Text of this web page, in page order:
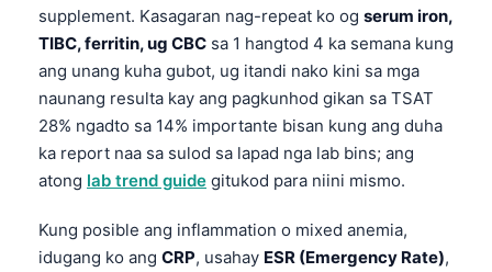
supplement. Kasagaran nag-repeat ko og serum iron,
TIBC, ferritin, ug CBC sa 1 hangtod 4 ka semana kung
ang unang kuha gubot, ug itandi nako kini sa mga
naunang resulta kay ang pagkunhod gikan sa TSAT
28% ngadto sa 14% importante bisan kung ang duha
ka report naa sa sulod sa lapad nga lab bins; ang
atong lab trend guide gitukod para niini mismo.
Kung posible ang inflammation o mixed anemia,
idugang ko ang CRP, usahay ESR (Emergency Rate),
Slovenščina
Magyar
Shqip
বাংলা
اردو
मराठी
తెలుగు